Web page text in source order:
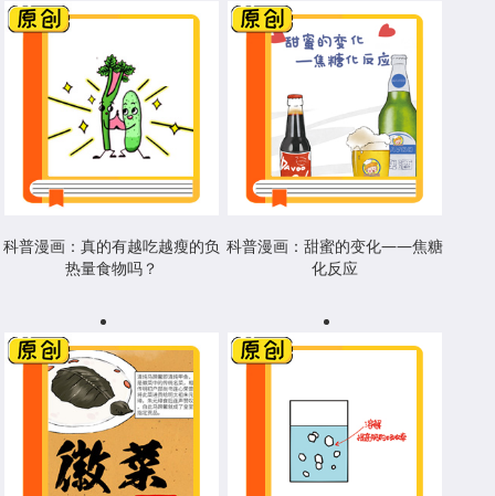
科普漫画：真的有越吃越瘦的负
热量食物吗？
科普漫画：甜蜜的变化——焦糖
化反应